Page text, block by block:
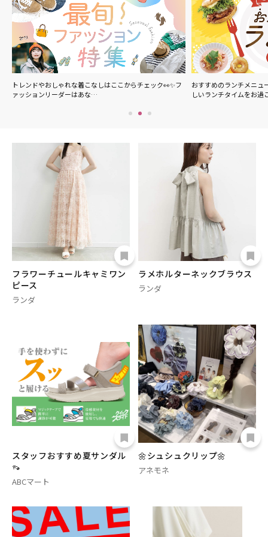
トレンドやおしゃれな着こなしはここからチェック👀✨フ
ァッションリーダーはあな…
おすすめのランチメニュ
しいランチタイムをお
フラワーチュールキャミワン
ピース
ランダ
ラメホルターネックブラウス
ランダ
スタッフおすすめ夏サンダル
👡
ABCマート
🌼シュシュクリップ🌼
アネモネ